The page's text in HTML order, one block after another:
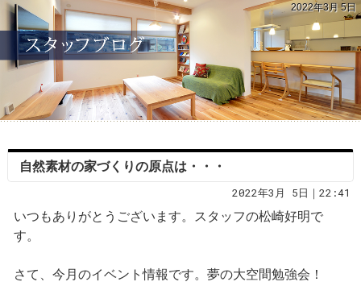
2022年3月 5日
自然素材の家づくりの原点は・・・
2022年3月 5日｜22:41
いつもありがとうございます。スタッフの松崎好明で
す。
さて、今月のイベント情報です。夢の大空間勉強会！